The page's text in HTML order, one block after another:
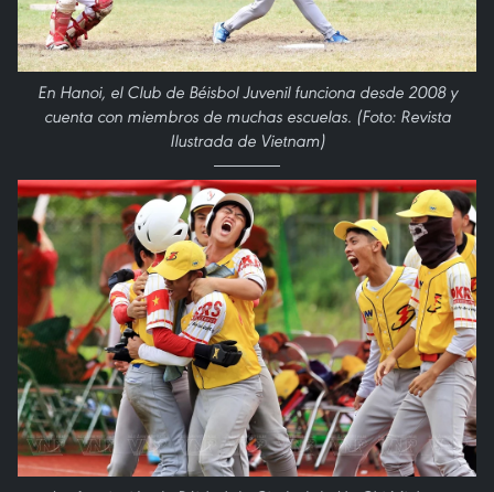
En Hanoi, el Club de Béisbol Juvenil funciona desde 2008 y
cuenta con miembros de muchas escuelas. (Foto: Revista
Ilustrada de Vietnam)